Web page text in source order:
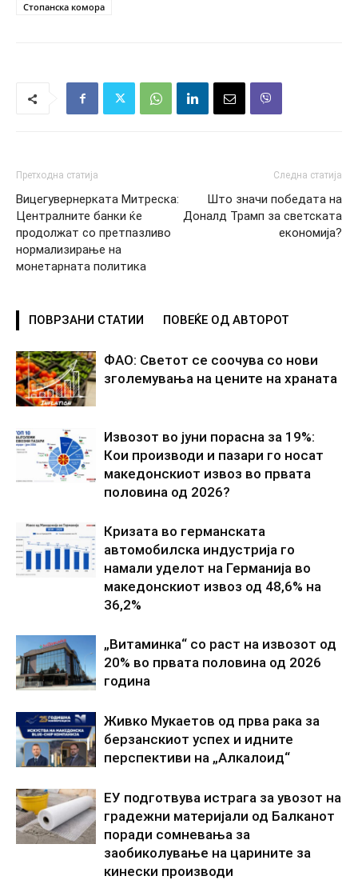
Стопанска комора
Претходна статија
Вицегувернерката Митреска:
Централните банки ќе
продолжат со претпазливо
нормализирање на
монетарната политика
Следна статија
Што значи победата на
Доналд Трамп за светската
економија?
ПОВРЗАНИ СТАТИИ ПОВЕЌЕ ОД АВТОРОТ
ФАО: Светот се соочува со нови
зголемувања на цените на храната
Извозот во јуни порасна за 19%:
Кои производи и пазари го носат
македонскиот извоз во првата
половина од 2026?
Кризата во германската
автомобилска индустрија го
намали уделот на Германија во
македонскиот извоз од 48,6% на
36,2%
„Витаминка“ со раст на извозот од
20% во првата половина од 2026
година
Живко Мукаетов од прва рака за
берзанскиот успех и идните
перспективи на „Алкалоид“
ЕУ подготвува истрага за увозот на
градежни материјали од Балканот
поради сомневања за
заобиколување на царините за
кинески производи